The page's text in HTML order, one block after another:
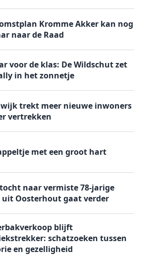
Kromme Akker kan nog
naar de Raad
voor de klas: De Wildschut zet
in het zonnetje
trekt meer nieuwe inwoners
vertrekken
met een groot hart
naar vermiste 78-jarige
uit Oosterhout gaat verder
blijft
schatzoeken tussen
en gezelligheid